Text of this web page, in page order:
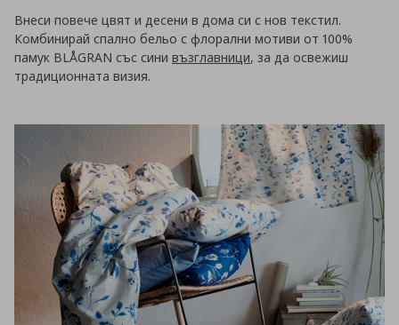
Внеси повече цвят и десени в дома си с нов текстил.
Комбинирай спално бельо с флорални мотиви от 100%
памук BLÅGRAN със сини възглавници, за да освежиш
традиционната визия.